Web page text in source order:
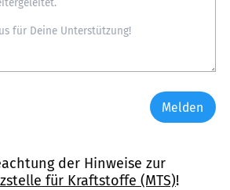
Melden
der Hinweise zur
für Kraftstoffe (MTS)!